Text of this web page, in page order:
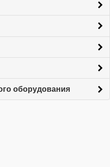
оборудования